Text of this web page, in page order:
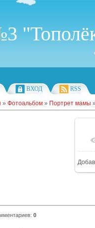
ВХОД RSS
» Фотоальбом » Портрет мамы
: 0